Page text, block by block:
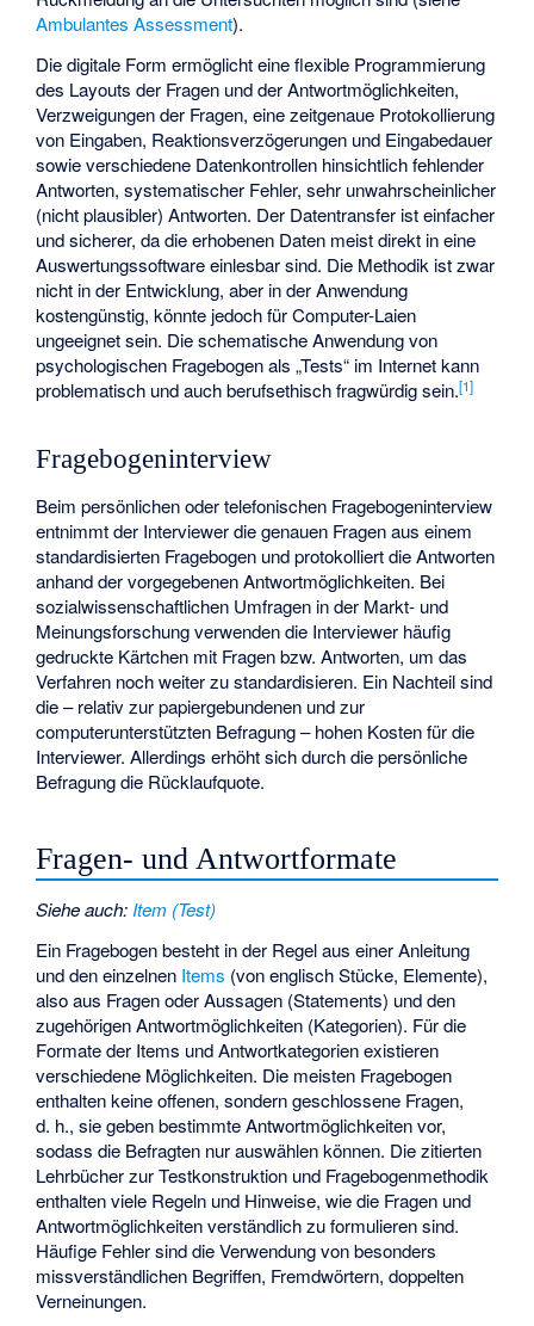
Ambulantes Assessment).
Die digitale Form ermöglicht eine flexible Programmierung
des Layouts der Fragen und der Antwortmöglichkeiten,
Verzweigungen der Fragen, eine zeitgenaue Protokollierung
von Eingaben, Reaktionsverzögerungen und Eingabedauer
sowie verschiedene Datenkontrollen hinsichtlich fehlender
Antworten, systematischer Fehler, sehr unwahrscheinlicher
(nicht plausibler) Antworten. Der Datentransfer ist einfacher
und sicherer, da die erhobenen Daten meist direkt in eine
Auswertungssoftware einlesbar sind. Die Methodik ist zwar
nicht in der Entwicklung, aber in der Anwendung
kostengünstig, könnte jedoch für Computer-Laien
ungeeignet sein. Die schematische Anwendung von
psychologischen Fragebogen als „Tests“ im Internet kann
problematisch und auch berufsethisch fragwürdig sein.[1]
Fragebogeninterview
Beim persönlichen oder telefonischen Fragebogeninterview
entnimmt der Interviewer die genauen Fragen aus einem
standardisierten Fragebogen und protokolliert die Antworten
anhand der vorgegebenen Antwortmöglichkeiten. Bei
sozialwissenschaftlichen Umfragen in der Markt- und
Meinungsforschung verwenden die Interviewer häufig
gedruckte Kärtchen mit Fragen bzw. Antworten, um das
Verfahren noch weiter zu standardisieren. Ein Nachteil sind
die – relativ zur papiergebundenen und zur
computerunterstützten Befragung – hohen Kosten für die
Interviewer. Allerdings erhöht sich durch die persönliche
Befragung die Rücklaufquote.
Fragen- und Antwortformate
Siehe auch: Item (Test)
Ein Fragebogen besteht in der Regel aus einer Anleitung
und den einzelnen Items (von englisch Stücke, Elemente),
also aus Fragen oder Aussagen (Statements) und den
zugehörigen Antwortmöglichkeiten (Kategorien). Für die
Formate der Items und Antwortkategorien existieren
verschiedene Möglichkeiten. Die meisten Fragebogen
enthalten keine offenen, sondern geschlossene Fragen,
d. h., sie geben bestimmte Antwortmöglichkeiten vor,
sodass die Befragten nur auswählen können. Die zitierten
Lehrbücher zur Testkonstruktion und Fragebogenmethodik
enthalten viele Regeln und Hinweise, wie die Fragen und
Antwortmöglichkeiten verständlich zu formulieren sind.
Häufige Fehler sind die Verwendung von besonders
missverständlichen Begriffen, Fremdwörtern, doppelten
Verneinungen.